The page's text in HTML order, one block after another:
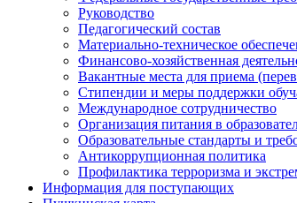
Руководство
Педагогический состав
Материально-техническое
Финансово-хозяйственная
Вакантные места для приема
Стипендии и меры поддержки
Международное сотрудничество
Организация питания в
Образовательные стандарты и
Антикоррупционная политика
Профилактика терроризма и
Информация для поступающих